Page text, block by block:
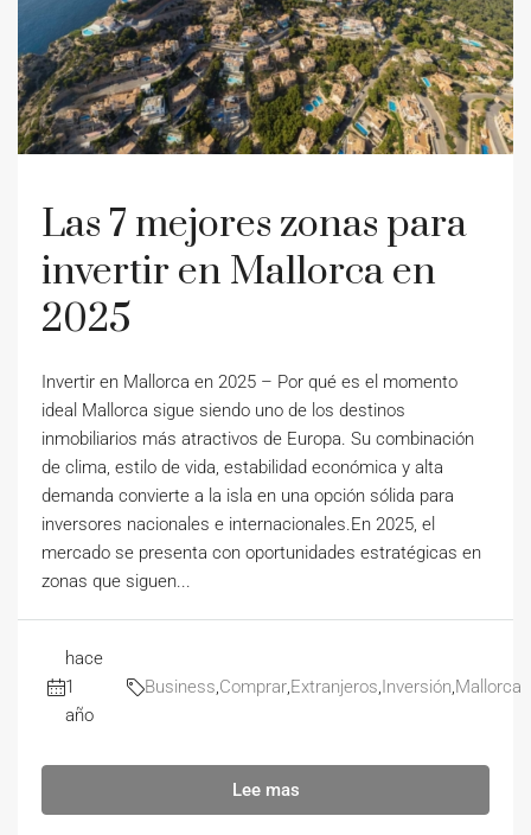
Las 7 mejores zonas para
invertir en Mallorca en
2025
Invertir en Mallorca en 2025 – Por qué es el momento
ideal Mallorca sigue siendo uno de los destinos
inmobiliarios más atractivos de Europa. Su combinación
de clima, estilo de vida, estabilidad económica y alta
demanda convierte a la isla en una opción sólida para
inversores nacionales e internacionales.En 2025, el
mercado se presenta con oportunidades estratégicas en
zonas que siguen...
hace
1
año
Business,Comprar,Extranjeros, Inversión,Mallorca
Lee mas